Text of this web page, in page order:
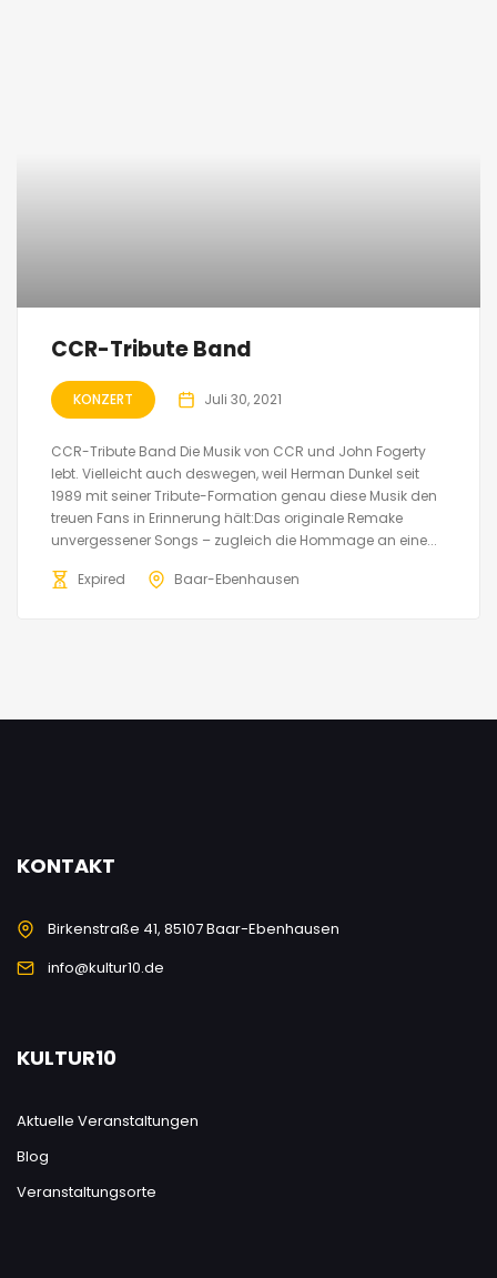
CCR-Tribute Band
KONZERT Juli 30, 2021
CCR-Tribute Band Die Musik von CCR und John Fogerty
lebt. Vielleicht auch deswegen, weil Herman Dunkel seit
1989 mit seiner Tribute-Formation genau diese Musik den
treuen Fans in Erinnerung hält:Das originale Remake
unvergessener Songs – zugleich die Hommage an eine...
Expired Baar-Ebenhausen
KONTAKT
Birkenstraße 41, 85107 Baar-Ebenhausen
info@kultur10.de
KULTUR10
Aktuelle Veranstaltungen
Blog
Veranstaltungsorte